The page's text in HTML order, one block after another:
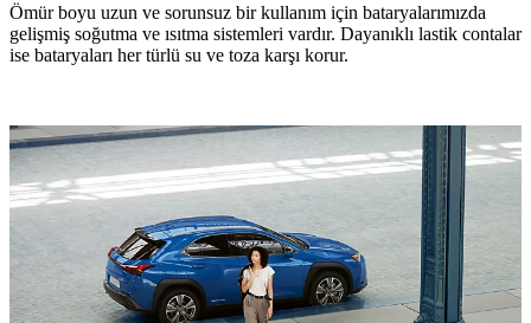
Ömür boyu uzun ve sorunsuz bir kullanım için bataryalarımızda
gelişmiş soğutma ve ısıtma sistemleri vardır. Dayanıklı lastik contalar
ise bataryaları her türlü su ve toza karşı korur.